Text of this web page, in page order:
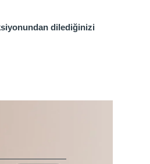
dilediğinizi